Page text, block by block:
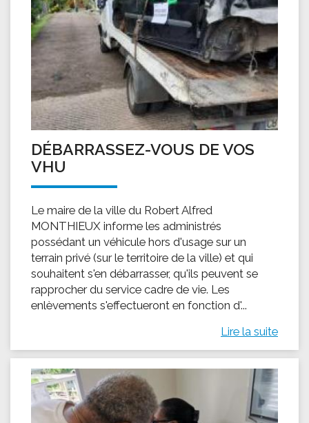
DÉBARRASSEZ-VOUS DE VOS
VHU
Le maire de la ville du Robert Alfred
MONTHIEUX informe les administrés
possédant un véhicule hors d'usage sur un
terrain privé (sur le territoire de la ville) et qui
souhaitent s'en débarrasser, qu'ils peuvent se
rapprocher du service cadre de vie. Les
enlèvements s'effectueront en fonction d'...
Lire la suite